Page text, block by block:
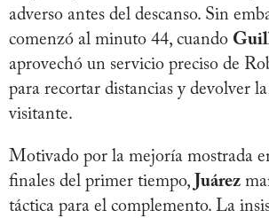
adverso antes del descanso. Sin
comenzó al minuto 44, cuando
aprovechó un servicio preciso de
para recortar distancias y devolver
visitante.
Motivado por la mejoría mostrada
finales del primer tiempo, Juárez
táctica para el complemento. La